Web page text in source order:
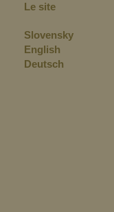
Le site
Slovensky
English
Deutsch